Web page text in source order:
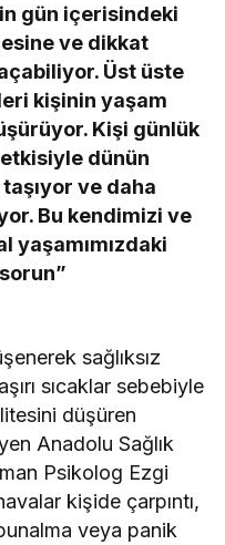
gün içerisindeki
ve dikkat
Üst üste
kişinin yaşam
Kişi günlük
dünün
ve daha
Bu kendimizi ve
yaşamımızdaki
sağlıksız
sıcaklar sebebiyle
düşüren
Anadolu Sağlık
Psikolog Ezgi
kişide çarpıntı,
veya panik